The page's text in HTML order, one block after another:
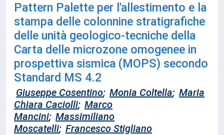
Pattern Palette per l'allestimento e la
stampa delle colonnine stratigrafiche
delle unità geologico-tecniche della
Carta delle microzone omogenee in
prospettiva sismica (MOPS) secondo
Standard MS 4.2
Giuseppe Cosentino; Monia Coltella; Maria
Chiara Caciolli; Marco
Mancini; Massimiliano
Moscatelli; Francesco Stigliano